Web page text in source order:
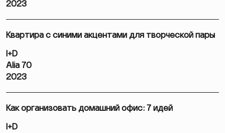
2023
Квартира с синими акцентами для творческой пары
I+D
Alia 70
2023
Как организовать домашний офис: 7 идей
I+D